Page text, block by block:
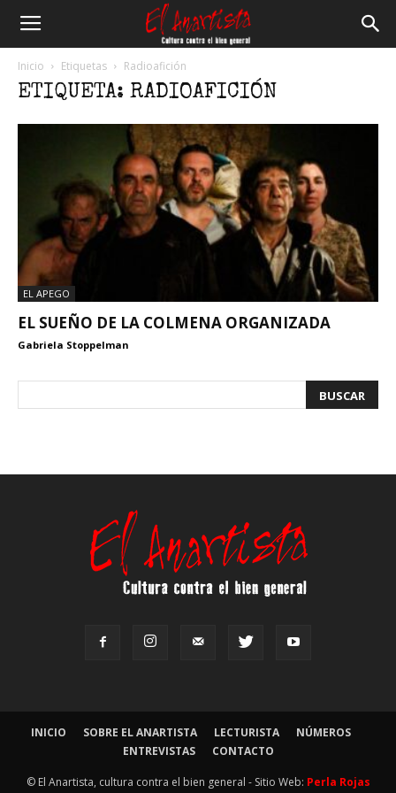
Inicio Etiquetas Radioafición
ETIQUETA: RADIOAFICIÓN
EL APEGO
EL SUEÑO DE LA COLMENA ORGANIZADA
Gabriela Stoppelman
INICIO SOBRE EL ANARTISTA LECTURISTA
NÚMEROS
ENTREVISTAS
CONTACTO
© El Anartista, cultura contra el bien general - Sitio Web: Perla Rojas